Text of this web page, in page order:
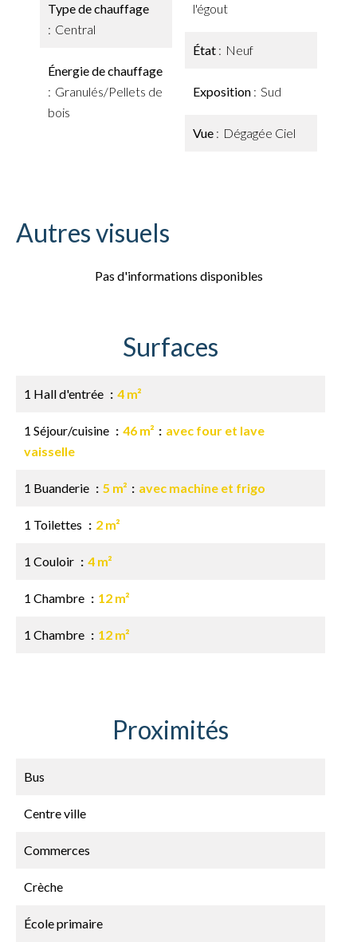
Type de chauffage
Central
Énergie de chauffage
Granulés/Pellets de
bois
l'égout
État Neuf
Exposition Sud
Vue Dégagée Ciel
Autres visuels
Pas d'informations disponibles
Surfaces
1 Hall d'entrée 4 m²
1 Séjour/cuisine 46 m²
avec four et lave
vaisselle
1 Buanderie 5 m² avec machine et frigo
1 Toilettes 2 m²
1 Couloir 4 m²
1 Chambre 12 m²
1 Chambre 12 m²
Proximités
Bus
Centre ville
Commerces
Crèche
École primaire